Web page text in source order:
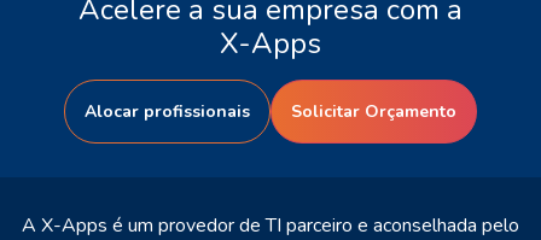
Acelere a sua empresa com a
X-Apps
Alocar profissionais Solicitar Orçamento
A X-Apps é um provedor de TI parceiro e aconselhada pelo